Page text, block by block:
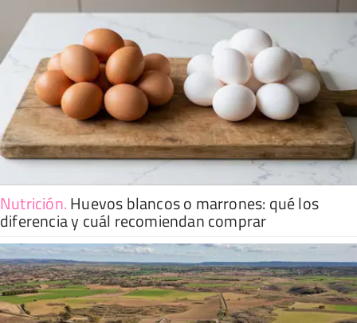
Nutrición.Huevos blancos o marrones: qué los
diferencia y cuál recomiendan comprar